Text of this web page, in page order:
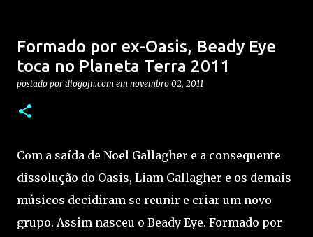
Formado por ex-Oasis, Beady Eye
toca no Planeta Terra 2011
postado por diogofn.com em novembro 02, 2011
Com a saída de Noel Gallagher e a consequente
dissolução do Oasis, Liam Gallagher e os demais
músicos decidiram se reunir e criar um novo
grupo. Assim nasceu o Beady Eye. Formado por